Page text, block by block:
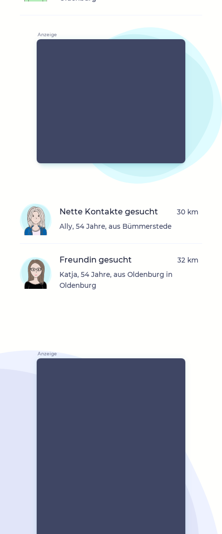
Nette Kontakte gesucht
Ally, 54 Jahre, aus Bümmerstede
30 km
Freundin gesucht
Katja, 54 Jahre, aus Oldenburg in
Oldenburg
32 km